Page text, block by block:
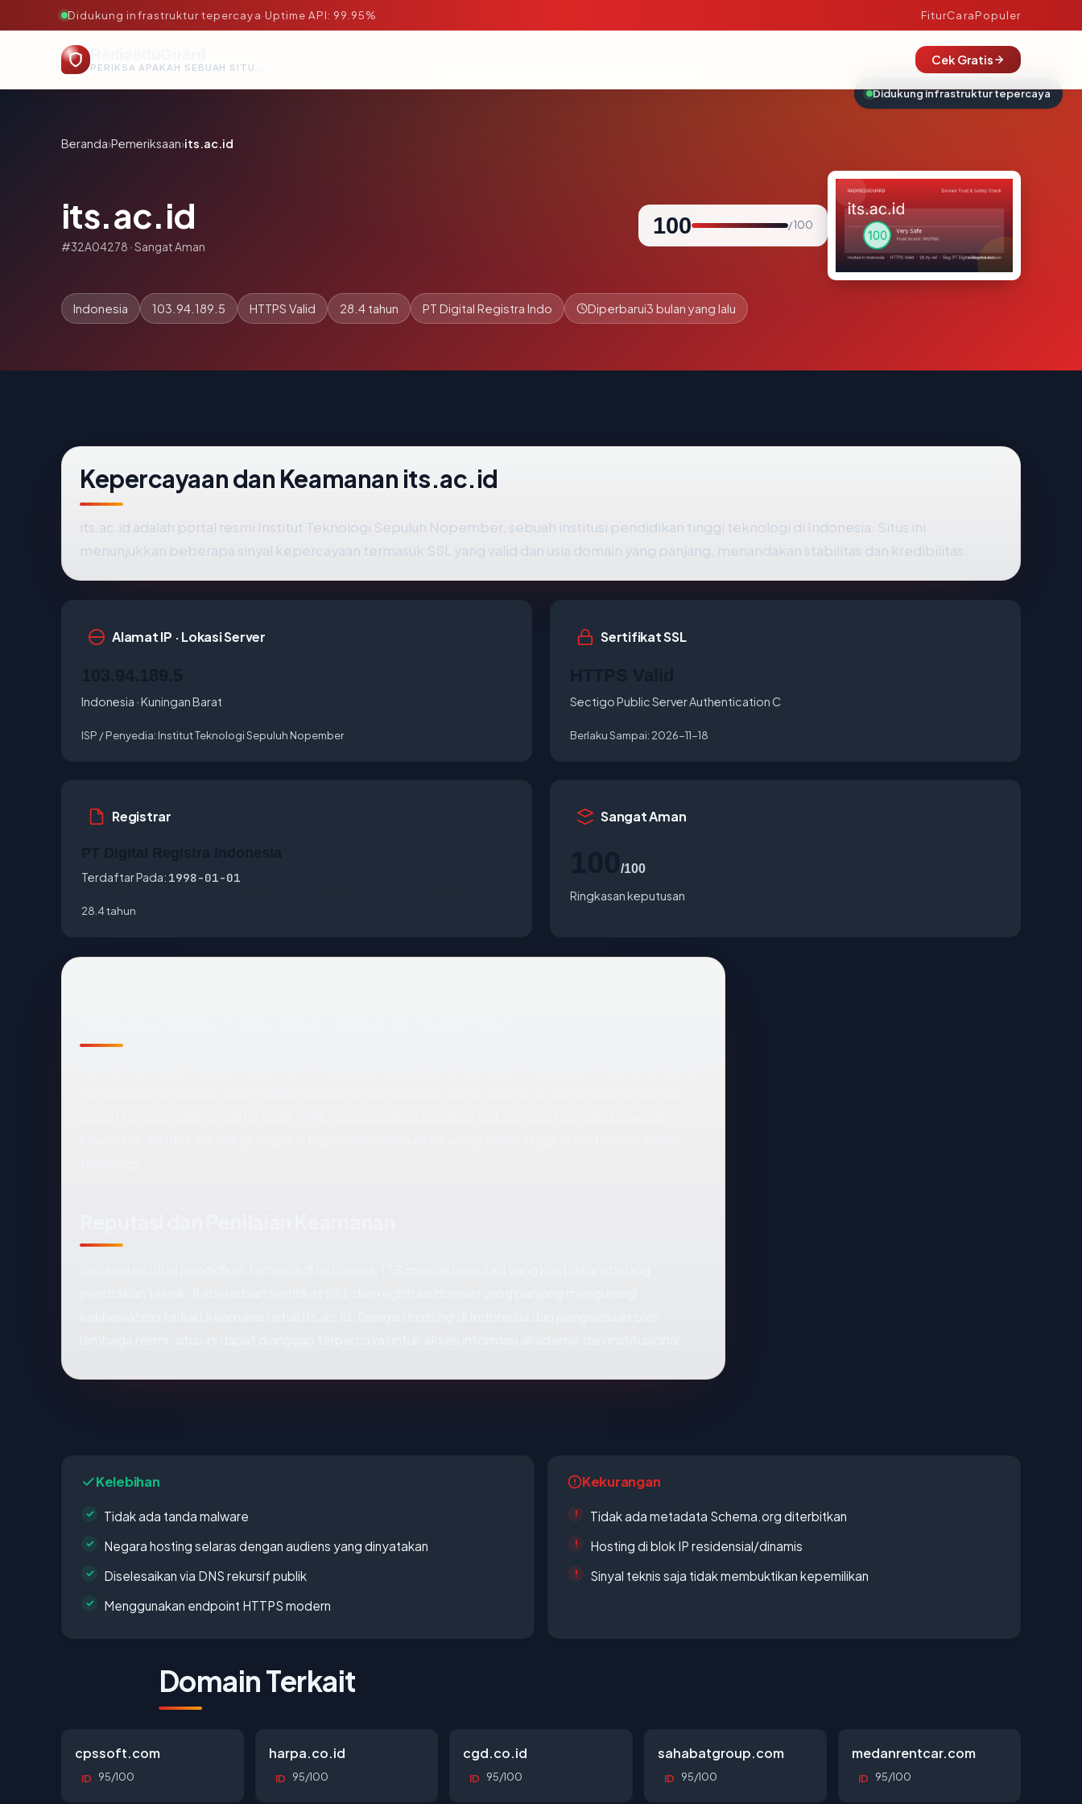
Didukung infrastruktur tepercaya·Uptime API: 99.95% FiturCaraPopuler
PERIKSA APAKAH SEBUAH SITUS AMAN, TEPERCAYA, DAN TERVERIFIKASI DALAM HITUNGAN DETIK.
Cek Gratis
Beranda›Pemeriksaan›its.ac.id
its.ac.id
#32A04278 · Sangat Aman
100 / 100
Indonesia 103.94.189.5 HTTPS Valid 28.4 tahun PT Digital Registra Indo Diperbarui3 bulan yang lalu
Kepercayaan dan Keamanan its.ac.id
its.ac.id adalah portal resmi Institut Teknologi Sepuluh Nopember, sebuah institusi pendidikan tinggi teknologi di Indonesia. Situs ini
menunjukkan beberapa sinyal kepercayaan termasuk SSL yang valid dan usia domain yang panjang, menandakan stabilitas dan kredibilitas.
Alamat IP · Lokasi Server
Indonesia · Kuningan Barat
ISP / Penyedia: Institut Teknologi Sepuluh Nopember
Sertifikat SSL
Sectigo Public Server Authentication C
Berlaku Sampai: 2026-11-18
Registrar
Terdaftar Pada: 1998-01-01
28.4 tahun
Sangat Aman
/100
Ringkasan keputusan
Kelebihan
Tidak ada tanda malware
Negara hosting selaras dengan audiens yang dinyatakan
Diselesaikan via DNS rekursif publik
Menggunakan endpoint HTTPS modern
Kekurangan
Tidak ada metadata Schema.org diterbitkan
Hosting di blok IP residensial/dinamis
Sinyal teknis saja tidak membuktikan kepemilikan
Domain Terkait
cpssoft.com
ID 95/100
harpa.co.id
ID 95/100
cgd.co.id
ID 95/100
sahabatgroup.com
ID 95/100
medanrentcar.com
ID 95/100
Didukung infrastruktur tepercaya